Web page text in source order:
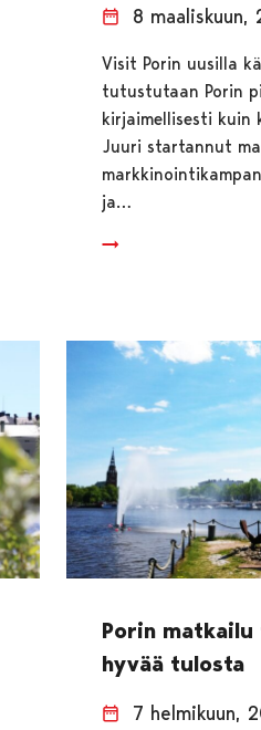
8 maaliskuun,
Visit Porin uusilla
tutustutaan Porin
kirjaimellisesti kuin
Juuri startannut
ja…
Porin
hyvää tulosta
7 helmikuun,